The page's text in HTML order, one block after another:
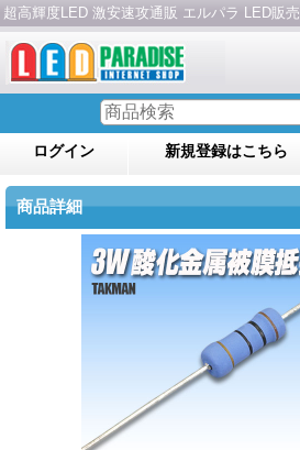
超高輝度LED 激安速攻通販 エルパラ LED販売
ログイン 新規登録はこちら
商品詳細